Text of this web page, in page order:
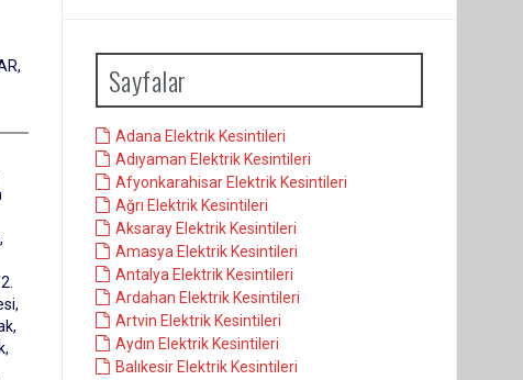
Sayfalar
Adana Elektrik Kesintileri
Adıyaman Elektrik Kesintileri
Afyonkarahisar Elektrik Kesintileri
Ağrı Elektrik Kesintileri
Aksaray Elektrik Kesintileri
Amasya Elektrik Kesintileri
Antalya Elektrik Kesintileri
Ardahan Elektrik Kesintileri
Artvin Elektrik Kesintileri
Aydın Elektrik Kesintileri
Balıkesir Elektrik Kesintileri